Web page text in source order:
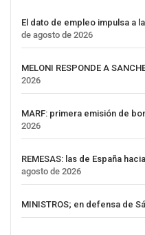
El dato de empleo impulsa a
de agosto de 2026
MELONI RESPONDE A
2026
MARF: primera emisión de
2026
REMESAS: las de España
agosto de 2026
MINISTROS; en defensa de